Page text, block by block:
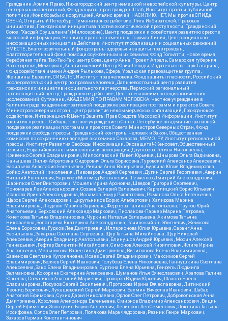
Гражданин.Армия.Право, Нижегородский центр немецкой и европейской культуры, Центр
гендерных исследований, Фонд защиты прав граждан Штаб, Институт права и публичной
политики, Фонд борьбы с коррупцией, Альянс врачей, НАСИЛИЮ.НЕТ, Мы против СПИДа,
СВЕЧА, Открытый Петербург, Гуманитарное действие, Лига Избирателей, Правовая
инициатива, Гражданская инициатива против экологической преступности, Гражданский
Союз, "Хасдей Ерушалаим" (Милосердие), Центр поддержки и содействия развитию средств
массовой информации, В защиту прав заключенных, Горячая Линия, Центр социально-
информационных инициатив Действие, Институт глобализации и социальных движений,
ВМЕСТЕ, Благотворительный фонд охраны здоровья и защиты прав граждан,
Благотворительный фонд помощи осужденным и их семьям, Фонд Тольятти, Новое время,
Серебряная тайга, Так-Так-Так, центр Сова, центр Анна, Проект Апрель, Самарская губерния,
Эра здоровья, Мемориал, Аналитический Центр Юрия Левады, Издательство Парк Гагарина,
Фонд содействия имени Андрея Рылькова, Сфера, Уральская правозащитная группа,
Женщины Евразии, СИБАЛЬТ, Институт прав человека, Фонд защиты гласности, Российский
исследовательский центр по правам человека, Дальневосточный центр развития
гражданских инициатив и социального партнерства, Пермский региональный
правозащитный центр, Гражданское действие, Центр независимых социологических
исследований, Сутяжник, АКАДЕМИЯ ПО ПРАВАМ ЧЕЛОВЕКА, Частное учреждение в
Калининграде по административной поддержке реализации программ и проектов Совета
Министров северных стран, Центр развития некоммерческих организаций, Гражданское
содействие, Интернешнл-Р, Центр Защиты Прав Средств Массовой Информации, Институт
развития прессы - Сибирь, Частное учреждение в Санкт-Петербурге по административной
поддержке реализации программ и проектов Совета Министров Северных Стран, Фонд
поддержки свободы прессы, Гражданский контроль, Человек и Закон, Общественная
комиссия по сохранению наследия академика Сахарова, МЕМО. РУ, Институт региональной
прессы, Институт Развития Свободы Информации, Экозащита!-Женсовет, Общественный
вердикт, Евразийская антимонопольная ассоциация, Дзугкоева Регина Николаевна,
Кривенко Сергей Владимирович, Милославский Павел Юрьевич, Шнырова Ольга Вадимовна,
Чанышева Лилия Айратовна, Сидорович Ольга Борисовна, Туровский Александр Алексеевич,
Васильева Анастасия Евгеньевна, Ривина Анна Валерьевна, Бурдина Юлия Владимировна,
Бойко Анатолий Николаевич, Пивоваров Андрей Сергеевич, Дугин Сергей Георгиевич, Аверин
Виталий Евгеньевич, Барахоев Магомед Бекханович, Шевченко Дмитрий Александрович,
Шарипков Олег Викторович, Мошель Ирина Ароновна, Шведов Григорий Сергеевич,
Пономарев Лев Александрович, Созаев Валерий Валерьевич, Каргалицкий Борис Юльевич,
Исакова Ирина Александровна, Исламов Тимур Рифгатович, Романова Ольга Евгеньевна,
Щаров Сергей Алексадрович, Цирульников Борис Альбертович, Халидова Марина
Владимировна, Людевиг Марина Зариевна, Федотова Галина Анатольевна, Паутов Юрий
Анатольевич, Верховский Александр Маркович, Пислакова-Паркер Марина Петровна,
Кочеткова Татьяна Владимировна, Чуркина Наталья Валерьевна, Акимова Татьяна
Николаевна, Золотарева Екатерина Александровна, Рачинский Ян Збигневич, Жемкова
Елена Борисовна, Гудков Лев Дмитриевич, Илларионова Юлия Юрьевна, Саранг Анна
Васильевна, Захарова Светлана Сергеевна, Щур Татьяна Михайловна, Щур Николай
Алексеевич, Аверин Владимир Анатольевич, Блинушов Андрей Юрьевич, Мосин Алексей
Геннадьевич, Гефтер Валентин Михайлович, Симонов Алексей Кириллович, Флиге Ирина
Анатольевна, Мельникова Валентина Дмитриевна, Вититинова Елена Владимировна,
Баженова Светлана Куприяновна, Исаев Сергей Владимирович, Максимов Сергей
Владимирович, Беляев Сергей Иванович, Голубева Елена Николаевна, Ганнушкина Светлана
Алексеевна, Закс Елена Владимировна, Буртина Елена Юрьевна, Гендель Людмила
Залмановна, Кокорина Екатерина Алексеевна, Шуманов Илья Вячеславович, Арапова Галина
Юрьевна, Свечников Анатолий Мариевич, Прохоров Вадим Юрьевич, Шахова Елена
Владимировна, Подузов Сергей Васильевич, Протасова Ирина Вячеславовна, Литинский
Леонид Борисович, Лукашевский Сергей Маркович, Бахмин Вячеслав Иванович, Шабад
Анатолий Ефимович, Сухих Дарья Николаевна, Орлов Олег Петрович, Добровольская Анна
Дмитриевна, Королева Александра Евгеньевна, Смирнов Владимир Александрович, Вицин
Сергей Ефимович, Золотухин Борис Андреевич, Левинсон Лев Семенович, Локшина Татьяна
Иосифовна, Орлов Олег Петрович, Полякова Мара Федоровна, Резник Генри Маркович,
Захаров Герман Константинович